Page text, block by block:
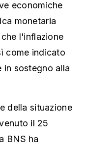
economiche
monetaria
l'inflazione
come indicato
in sostegno alla
della situazione
il 25
BNS ha